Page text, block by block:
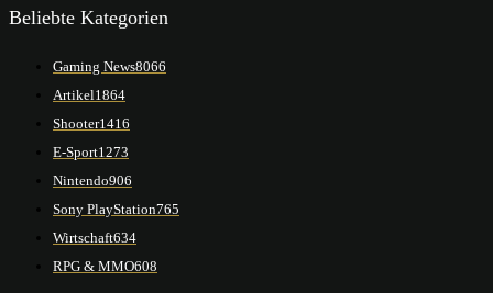
Beliebte Kategorien
Gaming News8066
Artikel1864
Shooter1416
E-Sport1273
Nintendo906
Sony PlayStation765
Wirtschaft634
RPG & MMO608